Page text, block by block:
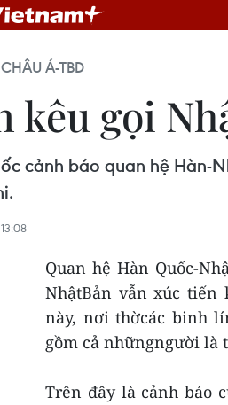
CHÂU Á-TBD
kêu gọi
cảnh báo quan hệ Hàn-
Quan hệ Hàn Quốc-
NhậtBản vẫn xúc tiến
này, nơi thờcác binh
gồm cả nhữngngười là
Trên đây là cảnh báo